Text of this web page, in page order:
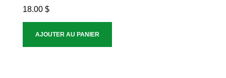
18.00 $
AJOUTER AU PANIER